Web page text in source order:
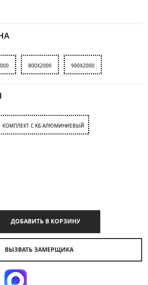
800X2000 900X2000
КОМПЛЕКТ C KБ АЛЮМИНИЕВЫЙ
ДОБАВИТЬ В КОРЗИНУ
ВЫЗВАТЬ ЗАМЕРЩИКА